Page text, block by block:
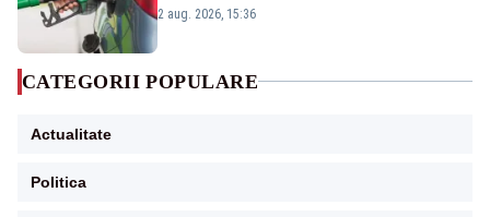
2 aug. 2026, 15:36
CATEGORII POPULARE
Actualitate
Politica